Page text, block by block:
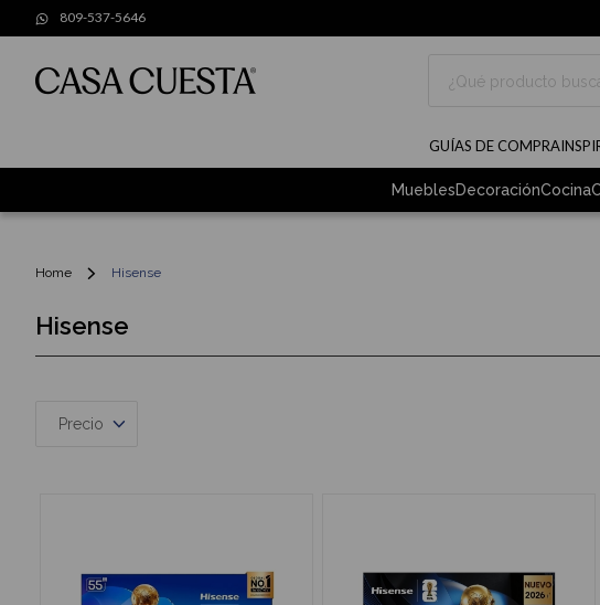
809-537-5646
GUÍAS DE COMPRA
MueblesDecoraciónCocina
Home Hisense
Hisense
Precio